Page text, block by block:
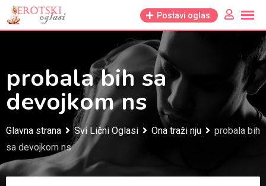
Skip
to
Postavi oglas
probala bih sa
devojkom ns
Glavna strana Svi Lični Oglasi Ona traži nju
probala bih
sa devojkom ns